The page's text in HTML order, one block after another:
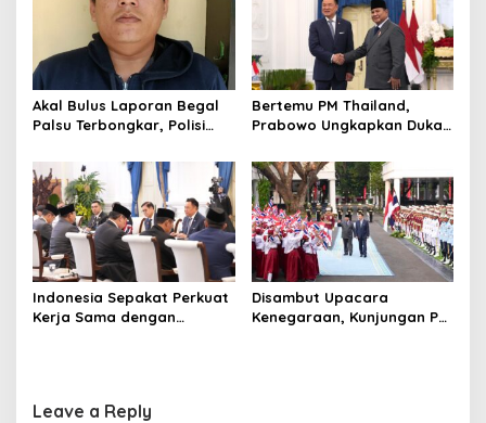
Akal Bulus Laporan Begal
Palsu Terbongkar, Polisi
Perusahaan untuk Crypto
Bertemu PM Thailand,
Prabowo Ungkapkan Duka
Selamat Ulang Tahun ke
Raja Thailand
Indonesia Sepakat Perkuat
Kerja Sama dengan
Disambut Upacara
Kenegaraan, Kunjungan PM
Leave a Reply